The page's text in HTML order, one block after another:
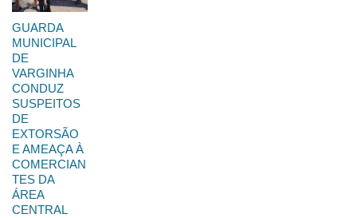
GUARDA
MUNICIPAL
DE
VARGINHA
CONDUZ
SUSPEITOS
DE
EXTORSÃO
E AMEAÇA À
COMERCIAN
TES DA
ÁREA
CENTRAL